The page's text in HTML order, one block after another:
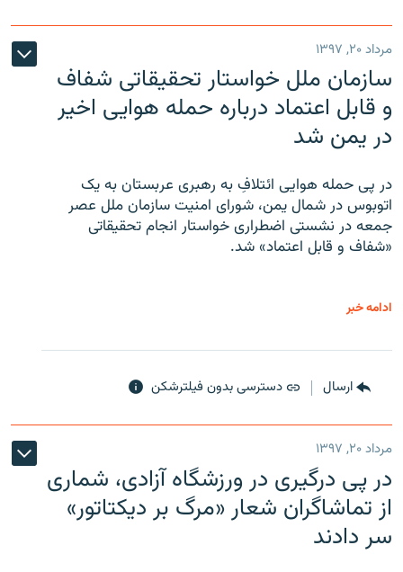
مرداد ۲۰, ۱۳۹۷
سازمان ملل خواستار تحقیقاتی شفاف
و قابل اعتماد درباره حمله هوایی اخیر
در یمن شد
در پی حمله هوایی ائتلافِ به رهبری عربستان به یک
اتوبوس در شمال یمن، شورای امنیت سازمان ملل عصر
جمعه در نشستی اضطراری خواستار انجام تحقیقاتی
«شفاف و قابل اعتماد» شد.
ادامه خبر
ارسال دسترسی بدون فیلترشکن
مرداد ۲۰, ۱۳۹۷
در پی درگیری در ورزشگاه آزادی، شماری
از تماشاگران شعار «مرگ بر دیکتاتور»
سر دادند